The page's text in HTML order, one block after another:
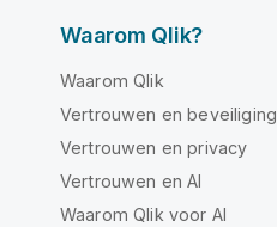
Waarom Qlik?
Waarom Qlik
Vertrouwen en beveiliging
Vertrouwen en privacy
Vertrouwen en AI
Waarom Qlik voor AI